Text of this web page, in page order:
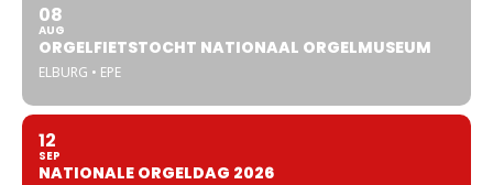
08
AUG
ORGELFIETSTOCHT NATIONAAL ORGELMUSEUM
ELBURG • EPE
12
SEP
NATIONALE ORGELDAG 2026